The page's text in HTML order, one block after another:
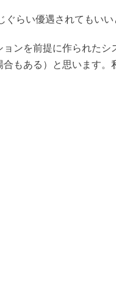
らい優遇されてもいい
ンを前提に作られたシ
もある）と思います。